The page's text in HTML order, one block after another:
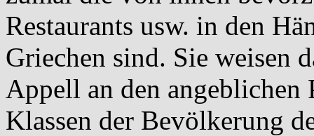
Restaurants usw. in den
Griechen sind. Sie weisen
Appell an den angeblichen
Klassen der Bevölkerung